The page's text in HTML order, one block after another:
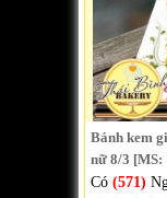
Bánh kem
nữ 8/3 [MS:
Có (571)